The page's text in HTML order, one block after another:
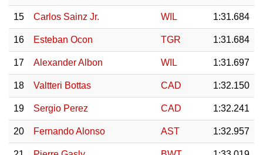
15 Carlos Sainz Jr. WIL 1:31.684
16 Esteban Ocon TGR 1:31.684
17 Alexander Albon WIL 1:31.697
18 Valtteri Bottas CAD 1:32.150
19 Sergio Perez CAD 1:32.241
20 Fernando Alonso AST 1:32.957